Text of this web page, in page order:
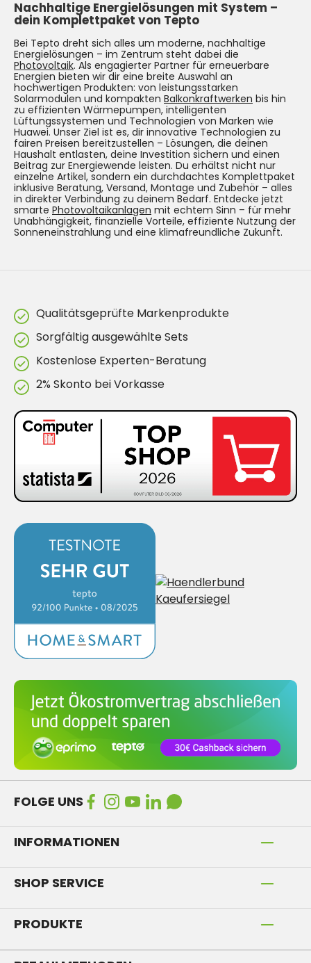
Nachhaltige Energielösungen mit System –
dein Komplettpaket von Tepto
Bei Tepto dreht sich alles um moderne, nachhaltige
Energielösungen – im Zentrum steht dabei die
Photovoltaik. Als engagierter Partner für erneuerbare
Energien bieten wir dir eine breite Auswahl an
hochwertigen Produkten: von leistungsstarken
Solarmodulen und kompakten Balkonkraftwerken bis hin
zu effizienten Wärmepumpen, intelligenten
Lüftungssystemen und Technologien von Marken wie
Huawei. Unser Ziel ist es, dir innovative Technologien zu
fairen Preisen bereitzustellen – Lösungen, die deinen
Haushalt entlasten, deine Investition sichern und einen
Beitrag zur Energiewende leisten. Du erhältst nicht nur
einzelne Artikel, sondern ein durchdachtes Komplettpaket
inklusive Beratung, Versand, Montage und Zubehör – alles
in direkter Verbindung zu deinem Bedarf. Entdecke jetzt
smarte Photovoltaikanlagen mit echtem Sinn – für mehr
Unabhängigkeit, finanzielle Vorteile, effiziente Nutzung der
Sonneneinstrahlung und eine klimafreundliche Zukunft.
Qualitätsgeprüfte Markenprodukte
Sorgfältig ausgewählte Sets
Kostenlose Experten-Beratung
2% Skonto bei Vorkasse
FOLGE UNS
INFORMATIONEN
SHOP SERVICE
PRODUKTE